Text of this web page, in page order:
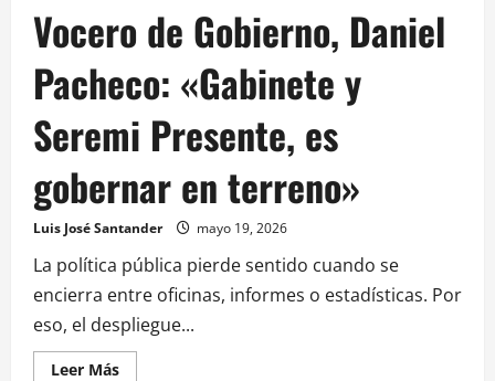
Vocero de Gobierno, Daniel
Pacheco: «Gabinete y
Seremi Presente, es
gobernar en terreno»
Luis José Santander mayo 19, 2026
La política pública pierde sentido cuando se
encierra entre oficinas, informes o estadísticas. Por
eso, el despliegue...
Leer Más